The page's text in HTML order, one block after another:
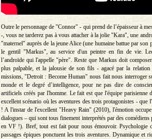
Outre le personnage de "Connor" - qui prend de l’épaisseur à
-, vous ne tarderez pas à vous attacher à la jolie "Kara", une
"maternel" auprès de la jeune Alice (une humaine battue par
le gentil "Markus", au service d'un peintre en fin de vie.
l’androïde qui l'appelle "père". Reste que Markus doit
plus palpable, et la jalousie de son fils - agacé par la relation
missions, "Detroit : Become Human" nous fait nous interroger
monde et le degré d’intelligence, pour ne pas dire de
artificiels créés par l'homme. Le fait est que l'équipe parisienne
excellent scénario où les aventures des trois protagonistes - que
! A l'instar de l'excellent "Heavy Rain" (2010), l'émotion
dialogues – qui sont tous finement interprétés par des
en VF !). Bref, tout est fait pour nous émouvoir. Psychologie
passages épiques ponctuent les trois aventures. Dynamique et